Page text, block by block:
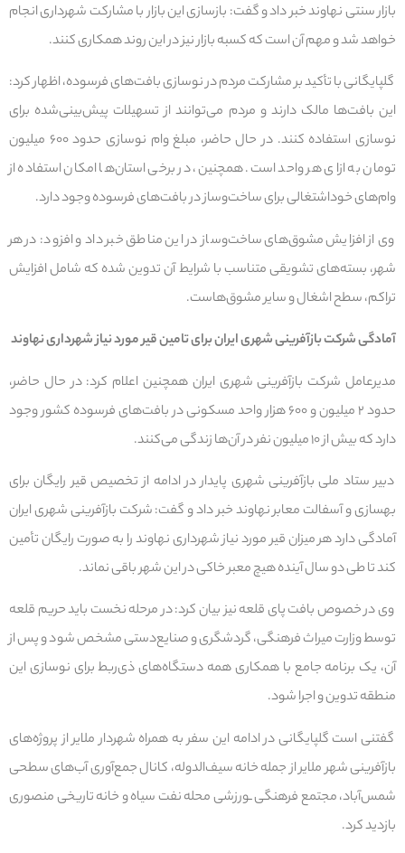
بازار سنتی نهاوند خبر داد و گفت: بازسازی این بازار با مشارکت شهرداری انجام
خواهد شد و مهم آن است که کسبه بازار نیز در این روند همکاری کنند.
گلپایگانی با تأکید بر مشارکت مردم در نوسازی بافت‌های فرسوده، اظهار کرد:
این بافت‌ها مالک دارند و مردم می‌توانند از تسهیلات پیش‌بینی‌شده برای
نوسازی استفاده کنند. در حال حاضر، مبلغ وام نوسازی حدود ۶۰۰ میلیون
تومان به ازای هر واحد است. همچنین، در برخی استان‌ها امکان استفاده از
وام‌های خوداشتغالی برای ساخت‌وساز در بافت‌های فرسوده وجود دارد.
وی از افزایش مشوق‌های ساخت‌وساز در این مناطق خبر داد و افزود: در هر
شهر، بسته‌های تشویقی متناسب با شرایط آن تدوین شده که شامل افزایش
تراکم، سطح اشغال و سایر مشوق‌هاست.
آمادگی شرکت بازآفرینی شهری ایران برای تامین قیر مورد نیاز شهرداری نهاوند
مدیرعامل شرکت بازآفرینی شهری ایران همچنین اعلام کرد: در حال حاضر،
حدود ۲ میلیون و ۶۰۰ هزار واحد مسکونی در بافت‌های فرسوده کشور وجود
دارد که بیش از ۱۰ میلیون نفر در آن‌ها زندگی می‌کنند.
دبیر ستاد ملی بازآفرینی شهری پایدار در ادامه از تخصیص قیر رایگان برای
بهسازی و آسفالت معابر نهاوند خبر داد و گفت: شرکت بازآفرینی شهری ایران
آمادگی دارد هر میزان قیر مورد نیاز شهرداری نهاوند را به صورت رایگان تأمین
کند تا طی دو سال آینده هیچ معبر خاکی در این شهر باقی نماند.
وی در خصوص بافت پای قلعه نیز بیان کرد: در مرحله نخست باید حریم قلعه
توسط وزارت میراث فرهنگی، گردشگری و صنایع‌دستی مشخص شود و پس از
آن، یک برنامه جامع با همکاری همه دستگاه‌های ذی‌ربط برای نوسازی این
منطقه تدوین و اجرا شود.
گفتنی است گلپایگانی در ادامه این سفر به همراه شهردار ملایر از پروژه‌های
بازآفرینی شهر ملایر از جمله خانه سیف‌الدوله، کانال جمع‌آوری آب‌های سطحی
شمس‌آباد، مجتمع فرهنگی ـورزشی محله نفت سیاه و خانه تاریخی منصوری
بازدید کرد.